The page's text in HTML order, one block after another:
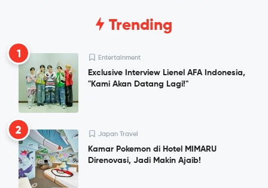
Trending
1 Entertainment
Exclusive Interview Lienel AFA Indonesia,
"Kami Akan Datang Lagi!"
2 Japan Travel
Kamar Pokemon di Hotel MIMARU
Direnovasi, Jadi Makin Ajaib!